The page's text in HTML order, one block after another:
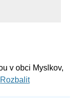
v obci Myslkov,
Rozbalit